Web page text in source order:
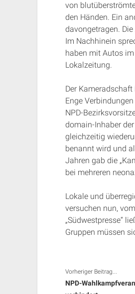
von
den Händen. Ein
davongetragen.
Im Nachhinein
haben mit Autos
Lokalzeitung.
Der
Enge
NPD-
domain-Inhaber
gleichzeitig
benannt wird und
Jahren gab die
bei mehreren
Lokale und
versuchen nun,
„Südwestpresse“
Gruppen müssen
Vorheriger Beitrag...
NPD-